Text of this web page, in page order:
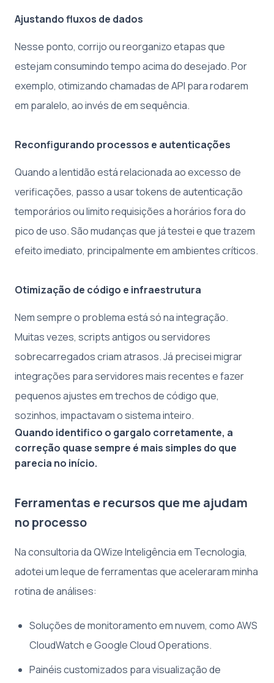
Ajustando fluxos de dados
Nesse ponto, corrijo ou reorganizo etapas que
estejam consumindo tempo acima do desejado. Por
exemplo, otimizando chamadas de API para rodarem
em paralelo, ao invés de em sequência.
Reconfigurando processos e autenticações
Quando a lentidão está relacionada ao excesso de
verificações, passo a usar tokens de autenticação
temporários ou limito requisições a horários fora do
pico de uso. São mudanças que já testei e que trazem
efeito imediato, principalmente em ambientes críticos.
Otimização de código e infraestrutura
Nem sempre o problema está só na integração.
Muitas vezes, scripts antigos ou servidores
sobrecarregados criam atrasos. Já precisei migrar
integrações para servidores mais recentes e fazer
pequenos ajustes em trechos de código que,
sozinhos, impactavam o sistema inteiro.
Quando identifico o gargalo corretamente, a
correção quase sempre é mais simples do que
parecia no início.
Ferramentas e recursos que me ajudam
no processo
Na consultoria da QWize Inteligência em Tecnologia,
adotei um leque de ferramentas que aceleraram minha
rotina de análises:
Soluções de monitoramento em nuvem, como AWS
CloudWatch e Google Cloud Operations.
Painéis customizados para visualização de